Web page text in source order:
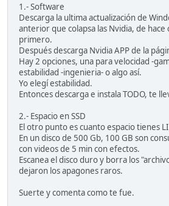
1.- Software
Descarga la ultima actualización de
anterior que colapsa las Nvidia, de hace
primero.
Después descarga Nvidia APP de la
Hay 2 opciones, una para velocidad -
estabilidad -ingenieria- o algo así.
Yo elegí estabilidad.
Entonces descarga e instala TODO, te
2.- Espacio en SSD
El otro punto es cuanto espacio tienes
En un disco de 500 Gb, 100 GB son
con videos de 5 min con efectos.
Escanea el disco duro y borra los
dejaron los apagones raros.
Suerte y comenta como te fue.